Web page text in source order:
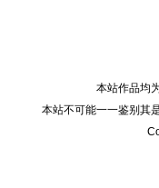
本站作品均
本站不可能一一鉴别其